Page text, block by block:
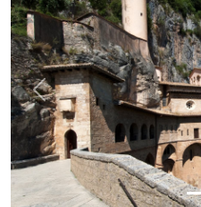
Previous